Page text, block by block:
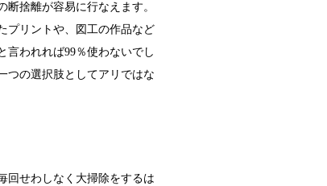
捨離が容易に行なえます。
プリントや、図工の作品など
言われれば99％使わないでし
つの選択肢としてアリではな
回せわしなく大掃除をするは